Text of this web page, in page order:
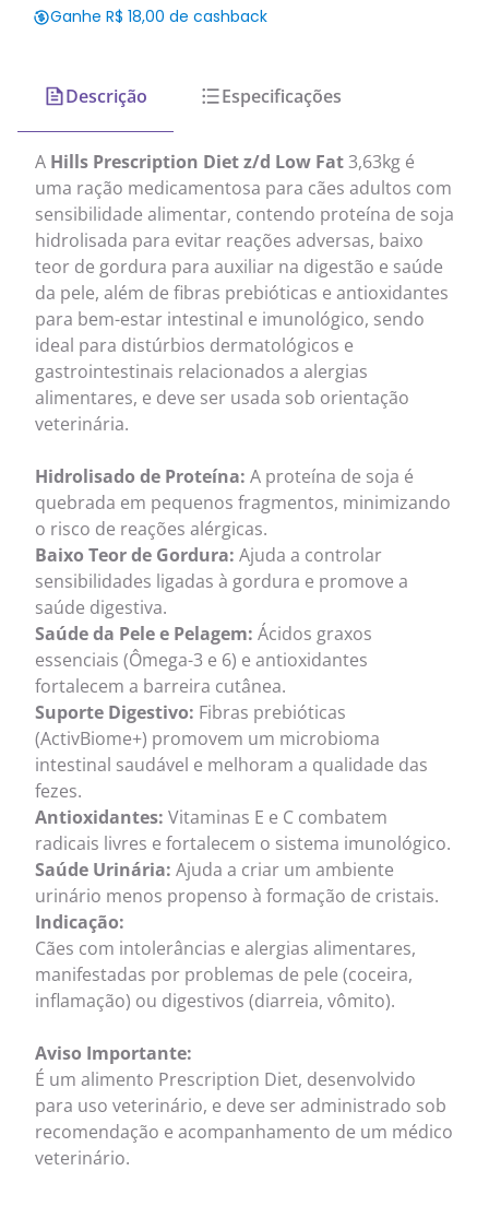
Ganhe R$ 18,00 de cashback
Descrição Especificações
A Hills Prescription Diet z/d Low Fat3,63kg é
uma ração medicamentosa para cães adultos com
sensibilidade alimentar, contendo proteína de soja
hidrolisada para evitar reações adversas, baixo
teor de gordura para auxiliar na digestão e saúde
da pele, além de fibras prebióticas e antioxidantes
para bem-estar intestinal e imunológico, sendo
ideal para distúrbios dermatológicos e
gastrointestinais relacionados a alergias
alimentares, e deve ser usada sob orientação
veterinária.
Hidrolisado de Proteína: A proteína de soja é
quebrada em pequenos fragmentos, minimizando
o risco de reações alérgicas.
Baixo Teor de Gordura: Ajuda a controlar
sensibilidades ligadas à gordura e promove a
saúde digestiva.
Saúde da Pele e Pelagem: Ácidos graxos
essenciais (Ômega-3 e 6) e antioxidantes
fortalecem a barreira cutânea.
Suporte Digestivo: Fibras prebióticas
(ActivBiome+) promovem um microbioma
intestinal saudável e melhoram a qualidade das
fezes.
Antioxidantes: Vitaminas E e C combatem
radicais livres e fortalecem o sistema imunológico.
Saúde Urinária: Ajuda a criar um ambiente
urinário menos propenso à formação de cristais.
Indicação:
Cães com intolerâncias e alergias alimentares,
manifestadas por problemas de pele (coceira,
inflamação) ou digestivos (diarreia, vômito).
Aviso Importante:
É um alimento Prescription Diet, desenvolvido
para uso veterinário, e deve ser administrado sob
recomendação e acompanhamento de um médico
veterinário.